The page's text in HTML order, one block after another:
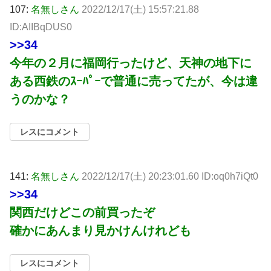
107: 名無しさん 2022/12/17(土) 15:57:21.88
ID:AIIBqDUS0
>>34
今年の２月に福岡行ったけど、天神の地下に
ある西鉄のｽｰﾊﾟｰで普通に売ってたが、今は違
うのかな？
レスにコメント
141: 名無しさん 2022/12/17(土) 20:23:01.60 ID:oq0h7iQt0
>>34
関西だけどこの前買ったぞ
確かにあんまり見かけんけれども
レスにコメント